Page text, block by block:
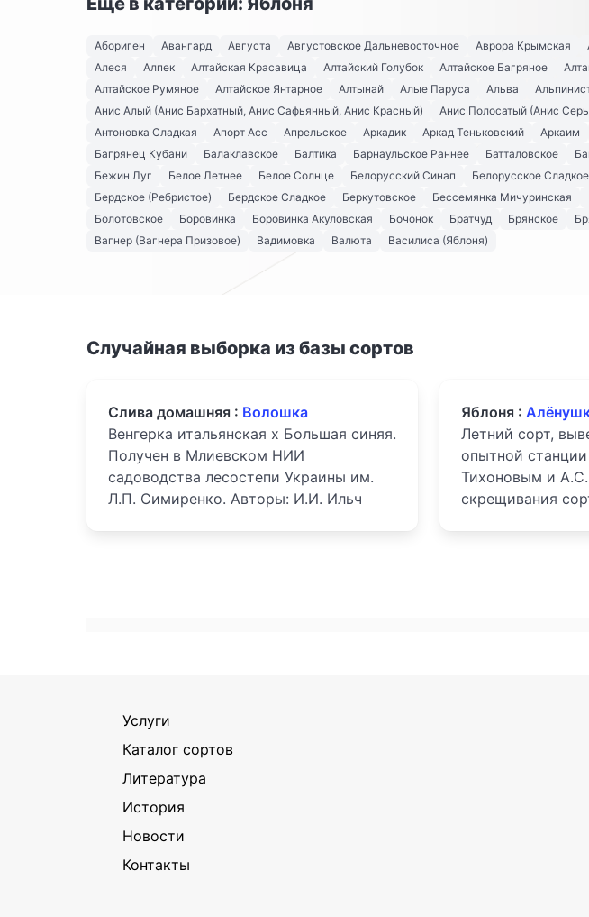
Абориген Авангард Августа Августовское Дальневосточное Аврора Крымская
Алеся
Алпек Алтайская Красавица Алтайский Голубок Алтайское Багряное
Алтайское Румяное
Алтайское Янтарное Алтынай Алые Паруса Альва
Анис Алый (Анис Бархатный, Анис Сафьянный, Анис Красный)
Анис Полосатый (Анис
Антоновка Сладкая
Апорт Асс Апрельское Аркадик Аркад Теньковский Аркаим
Багрянец Кубани
Балаклавское Балтика Барнаульское Раннее Батталовское
Бежин Луг
Белое Летнее Белое Солнце Белорусский Синап Белорусское Сладкое
Бердское (Ребристое)
Бердское Сладкое Беркутовское Бессемянка Мичуринская
Болотовское
Боровинка Боровинка Акуловская Бочонок Братчуд Брянское
Вагнер (Вагнера Призовое)
Вадимовка Валюта Василиса (Яблоня)
Случайная выборка из базы сортов
Слива домашняя : Волошка
Венгерка итальянская х Большая синяя.
Получен в Млиевском НИИ
садоводства лесостепи Украины им.
Л.П. Симиренко. Авторы: И.И. Ильч
Яблоня :
Летний сорт,
опытной
Тихоновым и
скрещивания
Услуги
Каталог сортов
Литература
История
Новости
Контакты